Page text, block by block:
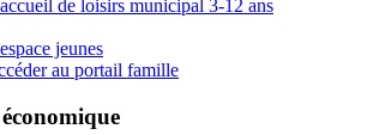
de loisirs municipal 3-12 ans
jeunes
au portail famille